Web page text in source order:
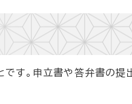
す。申立書や答弁書の提